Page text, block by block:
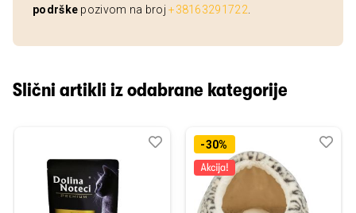
podrške pozivom na broj+38163291722
Slični artikli iz odabrane kategorije
Dodaj
Uporedi-30%